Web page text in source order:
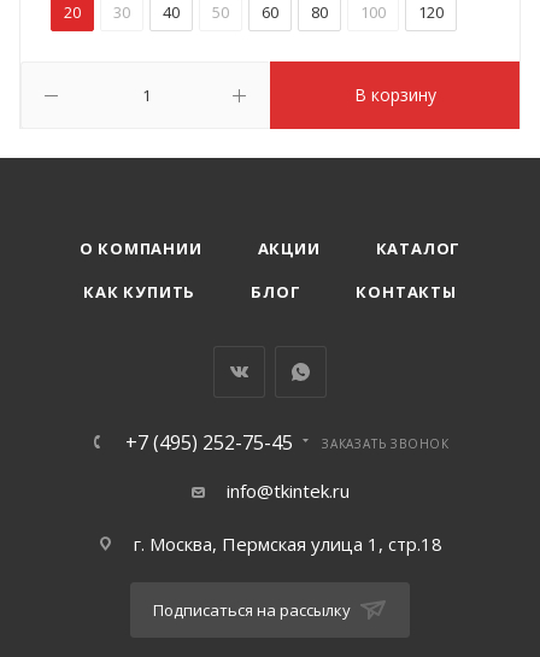
В корзину
20 30 40 50 60 80 100 120
О КОМПАНИИ АКЦИИ
КАТАЛОГ
КАК КУПИТЬ
БЛОГ КОНТАКТЫ
+7 (495) 252-75-45 ЗАКАЗАТЬ ЗВОНОК
info@tkintek.ru
г. Москва, Пермская улица 1, стр.18
Подписаться на рассылку